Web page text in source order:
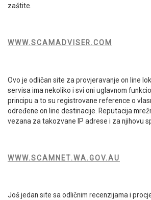
zaštite.
WWW.SCAMADVISER.COM
Ovo je odličan site za provjeravanje on line
servisa ima nekoliko i svi oni uglavnom
principu a to su registrovane reference o
određene on line destinacije. Reputacija
vezana za takozvane IP adrese i za njihovu
WWW.SCAMNET.WA.GOV.AU
Još jedan site sa odličnim recenzijama i